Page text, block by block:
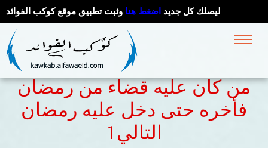
ليصلك كل جديد اضغط هنا وثبت تطبيق موقع كوكب الفوائد
من كان عليه قضاء من رمضان
فأخره حتى دخل عليه رمضان
التالي1